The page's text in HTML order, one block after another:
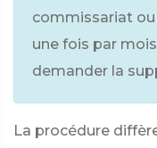
commissariat
une fois par
demander la
La procédure